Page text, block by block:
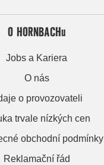
O HORNBACHu
Jobs a Kariera
O nás
o provozovateli
trvale nízkých cen
obchodní podmínky
Reklamační řád